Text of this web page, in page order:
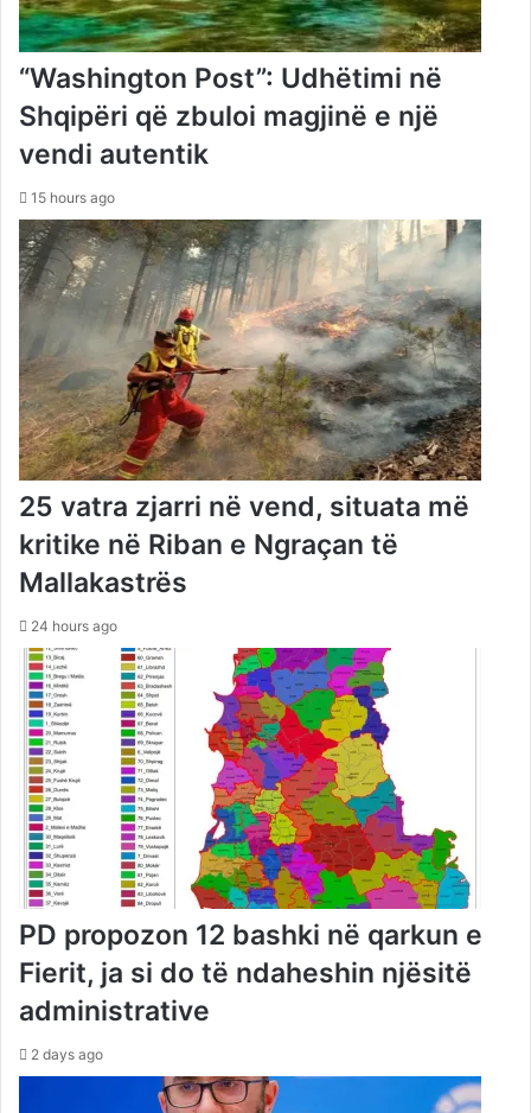
“Washington Post”: Udhëtimi në
Shqipëri që zbuloi magjinë e një
vendi autentik
15 hours ago
25 vatra zjarri në vend, situata më
kritike në Riban e Ngraçan të
Mallakastrës
24 hours ago
PD propozon 12 bashki në qarkun e
Fierit, ja si do të ndaheshin njësitë
administrative
2 days ago